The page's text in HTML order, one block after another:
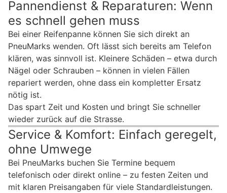
Pannendienst & Reparaturen: Wenn
es schnell gehen muss
Bei einer Reifenpanne können Sie sich direkt an
PneuMarks wenden. Oft lässt sich bereits am Telefon
klären, was sinnvoll ist. Kleinere Schäden – etwa durch
Nägel oder Schrauben – können in vielen Fällen
repariert werden, ohne dass ein kompletter Ersatz
nötig ist.
Das spart Zeit und Kosten und bringt Sie schneller
wieder zurück auf die Strasse.
Service & Komfort: Einfach geregelt,
ohne Umwege
Bei PneuMarks buchen Sie Termine bequem
telefonisch oder direkt online – zu festen Zeiten und
mit klaren Preisangaben für viele Standardleistungen.